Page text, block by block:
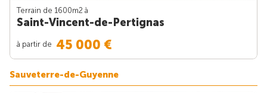
Terrain de 1600m2 à
Saint-Vincent-de-Pertignas
à partir de 45 000 €
Sauveterre-de-Guyenne